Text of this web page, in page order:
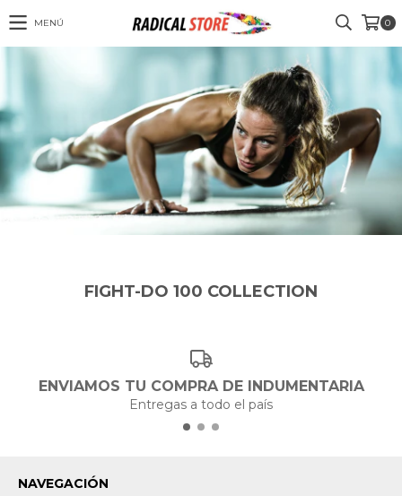
MENÚ 0
FIGHT-DO 100 COLLECTION
ENVIAMOS TU COMPRA DE INDUMENTARIA
Entregas a todo el país
NAVEGACIÓN